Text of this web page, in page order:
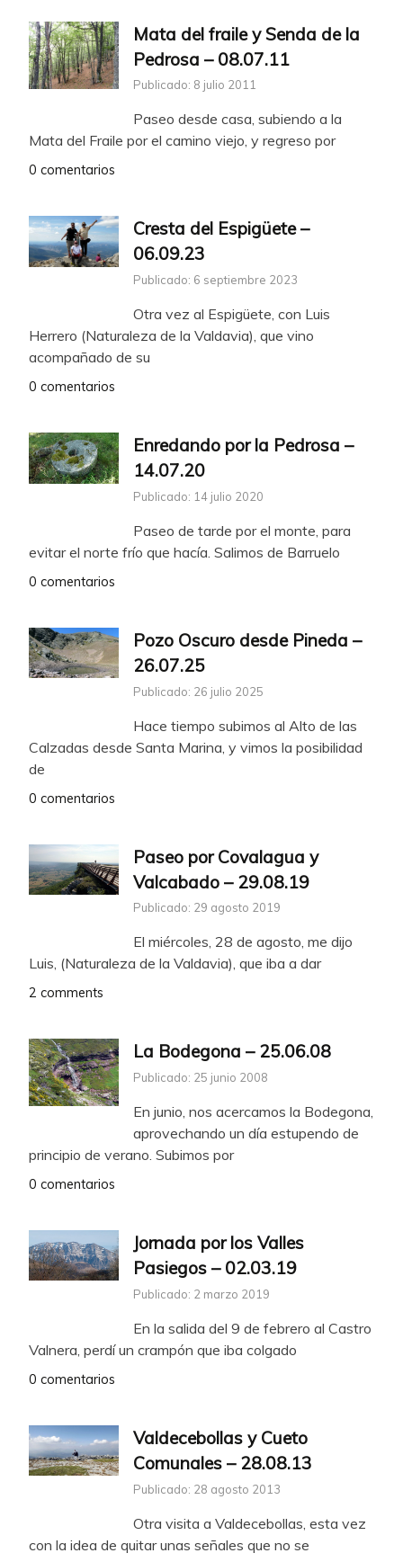
Mata del fraile y Senda de la
Pedrosa – 08.07.11
Publicado: 8 julio 2011
Paseo desde casa, subiendo a la
Mata del Fraile por el camino viejo, y regreso por
0 comentarios
Cresta del Espigüete –
06.09.23
Publicado: 6 septiembre 2023
Otra vez al Espigüete, con Luis
Herrero (Naturaleza de la Valdavia), que vino
acompañado de su
0 comentarios
Enredando por la Pedrosa –
14.07.20
Publicado: 14 julio 2020
Paseo de tarde por el monte, para
evitar el norte frío que hacía. Salimos de Barruelo
0 comentarios
Pozo Oscuro desde Pineda –
26.07.25
Publicado: 26 julio 2025
Hace tiempo subimos al Alto de las
Calzadas desde Santa Marina, y vimos la posibilidad
de
0 comentarios
Paseo por Covalagua y
Valcabado – 29.08.19
Publicado: 29 agosto 2019
El miércoles, 28 de agosto, me dijo
Luis, (Naturaleza de la Valdavia), que iba a dar
2 comments
La Bodegona – 25.06.08
Publicado: 25 junio 2008
En junio, nos acercamos la Bodegona,
aprovechando un día estupendo de
principio de verano. Subimos por
0 comentarios
Jornada por los Valles
Pasiegos – 02.03.19
Publicado: 2 marzo 2019
En la salida del 9 de febrero al Castro
Valnera, perdí un crampón que iba colgado
0 comentarios
Valdecebollas y Cueto
Comunales – 28.08.13
Publicado: 28 agosto 2013
Otra visita a Valdecebollas, esta vez
con la idea de quitar unas señales que no se